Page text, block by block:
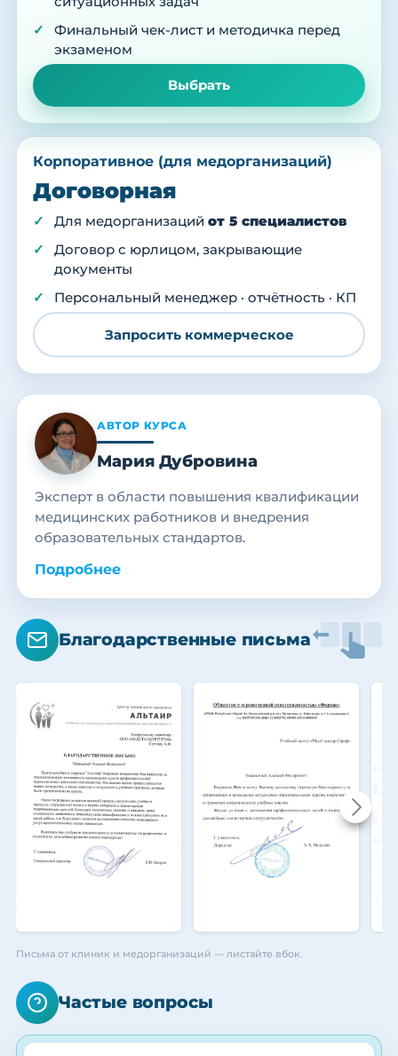
Финальный чек-лист и методичка перед
экзаменом
Выбрать
Корпоративное (для медорганизаций)
Договорная
Для медорганизаций от 5 специалистов
Договор с юрлицом, закрывающие
документы
Персональный менеджер · отчётность · КП
Запросить коммерческое
АВТОР КУРСА
Мария Дубровина
Эксперт в области повышения квалификации
медицинских работников и внедрения
образовательных стандартов.
Подробнее
Благодарственные письма
Письма от клиник и медорганизаций — листайте вбок.
Частые вопросы